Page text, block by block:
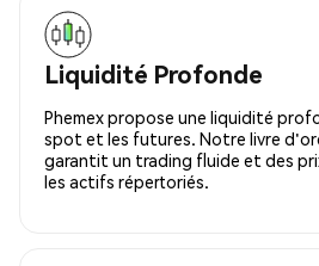
Liquidité Profonde
Phemex propose une liquidité
spot et les futures. Notre livre
garantit un trading fluide et des
les actifs répertoriés.